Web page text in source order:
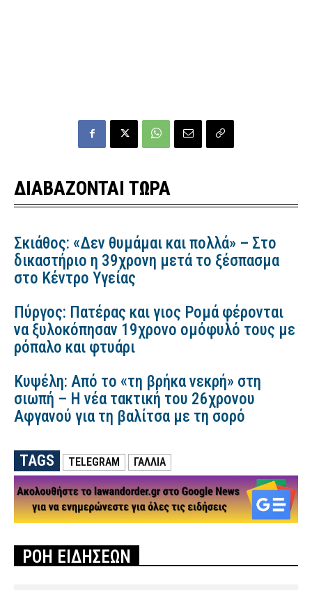
ΔΙΑΒΑΖΟΝΤΑΙ ΤΩΡΑ
Σκιάθος: «Δεν θυμάμαι και πολλά» – Στο
δικαστήριο η 39χρονη μετά το ξέσπασμα
στο Κέντρο Υγείας
Πύργος: Πατέρας και γιος Ρομά φέρονται
να ξυλοκόπησαν 19χρονο ομόφυλό τους με
ρόπαλο και φτυάρι
Κυψέλη: Από το «τη βρήκα νεκρή» στη
σιωπή – Η νέα τακτική του 26χρονου
Αφγανού για τη βαλίτσα με τη σορό
TAGS TELEGRAM ΓΑΛΛΙΑ
ΡΟΗ ΕΙΔΗΣΕΩΝ